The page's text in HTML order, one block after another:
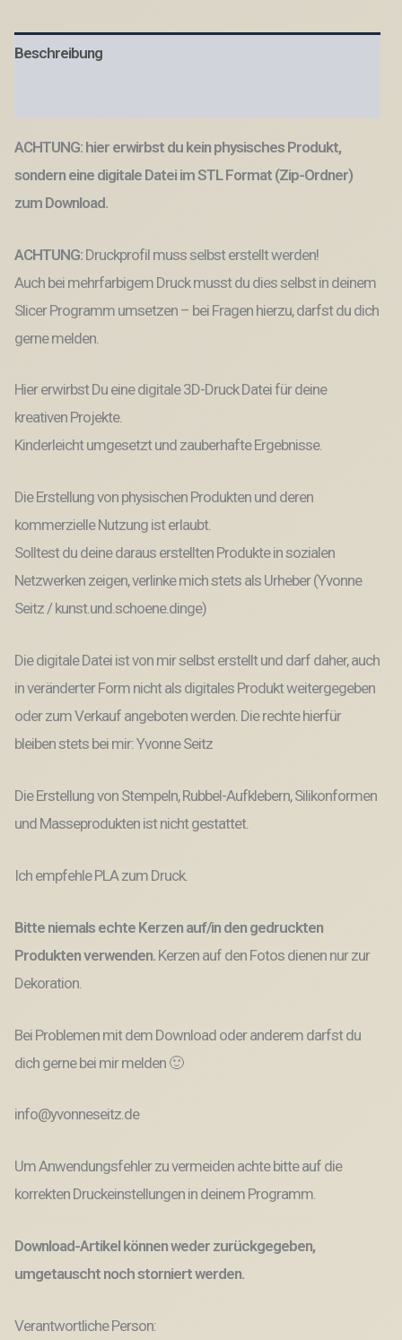
Motive
Streudeko
Leo
Druck
Datei
Beschreibung
ACHTUNG: hier erwirbst du kein physisches Produkt,
sondern eine digitale Datei im STL Format (Zip-Ordner)
zum Download.
ACHTUNG: Druckprofil muss selbst erstellt werden!
Auch bei mehrfarbigem Druck musst du dies selbst in deinem
Slicer Programm umsetzen – bei Fragen hierzu, darfst du dich
gerne melden.
Hier erwirbst Du eine digitale 3D-Druck Datei für deine
kreativen Projekte.
Kinderleicht umgesetzt und zauberhafte Ergebnisse.
Die Erstellung von physischen Produkten und deren
kommerzielle Nutzung ist erlaubt.
Solltest du deine daraus erstellten Produkte in sozialen
Netzwerken zeigen, verlinke mich stets als Urheber (Yvonne
Seitz / kunst.und.schoene.dinge)
Die digitale Datei ist von mir selbst erstellt und darf daher, auch
in veränderter Form nicht als digitales Produkt weitergegeben
oder zum Verkauf angeboten werden. Die rechte hierfür
bleiben stets bei mir: Yvonne Seitz
Die Erstellung von Stempeln, Rubbel-Aufklebern, Silikonformen
und Masseprodukten ist nicht gestattet.
Ich empfehle PLA zum Druck.
Bitte niemals echte Kerzen auf/in den gedruckten
Produkten verwenden. Kerzen auf den Fotos dienen nur zur
Dekoration.
Bei Problemen mit dem Download oder anderem darfst du
dich gerne bei mir melden 🙂
info@yvonneseitz.de
Um Anwendungsfehler zu vermeiden achte bitte auf die
korrekten Druckeinstellungen in deinem Programm.
Download-Artikel können weder zurückgegeben,
umgetauscht noch storniert werden.
Verantwortliche Person: